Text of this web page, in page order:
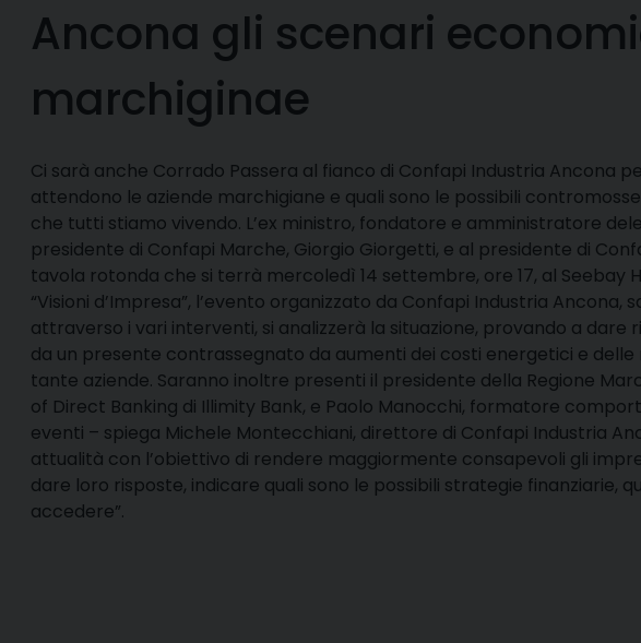
Ancona gli scenari
marchiginae
Ci sarà anche Corrado Passera al fianco di Confapi Industria Ancona
attendono le aziende marchigiane e quali sono le possibili
che tutti stiamo vivendo. L’ex ministro, fondatore e amministratore
presidente di Confapi Marche, Giorgio Giorgetti, e al presidente di
tavola rotonda che si terrà mercoledì 14 settembre, ore 17, al Seebay
“Visioni d’Impresa”, l’evento organizzato da Confapi Industria
attraverso i vari interventi, si analizzerà la situazione, provando a dare
da un presente contrassegnato da aumenti dei costi energetici e
tante aziende. Saranno inoltre presenti il presidente della Regione
of Direct Banking di Illimity Bank, e Paolo Manocchi, formatore
eventi – spiega Michele Montecchiani, direttore di Confapi Industria
attualità con l’obiettivo di rendere maggiormente consapevoli gli
dare loro risposte, indicare quali sono le possibili strategie finanziarie,
accedere”.